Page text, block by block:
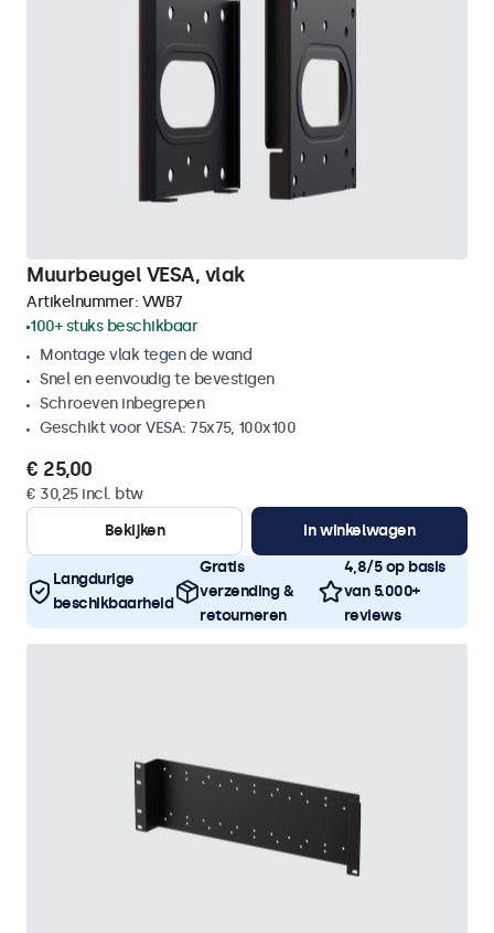
Muurbeugel VESA, vlak
Artikelnummer: VWB7
100+ stuks beschikbaar
Montage vlak tegen de wand
Snel en eenvoudig te bevestigen
Schroeven inbegrepen
Geschikt voor VESA: 75x75, 100x100
€ 25,00
€ 30,25 incl. btw
Bekijken
In winkelwagen
Langdurige
beschikbaarheid
Gratis
verzending &
retourneren
4,8/5 op basis
van 5.000+
reviews